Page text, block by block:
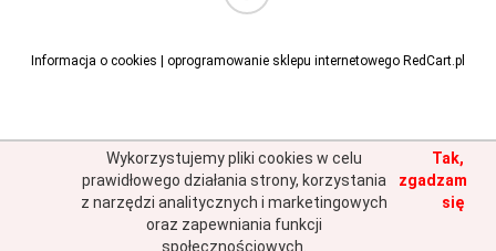
Informacja o cookies | oprogramowanie sklepu internetowego RedCart.pl
Wykorzystujemy pliki cookies w celu
prawidłowego działania strony, korzystania
z narzędzi analitycznych i marketingowych
oraz zapewniania funkcji
społecznościowych.
Tak,
zgadzam
się